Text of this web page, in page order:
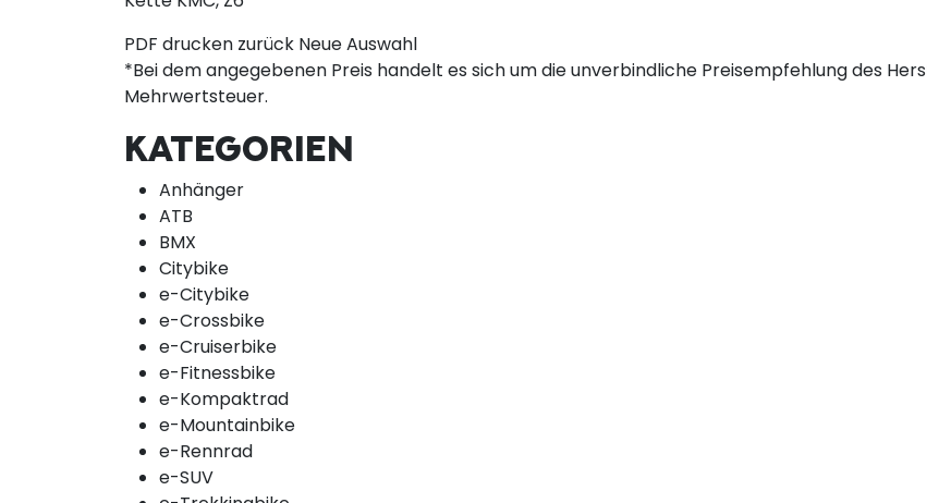
PDF drucken zurück Neue Auswahl
*Bei dem angegebenen Preis handelt es sich um die unverbindliche Preisempfehlung des
Mehrwertsteuer.
KATEGORIEN
Anhänger
ATB
BMX
Citybike
e-Citybike
e-Crossbike
e-Cruiserbike
e-Fitnessbike
e-Kompaktrad
e-Mountainbike
e-Rennrad
e-SUV